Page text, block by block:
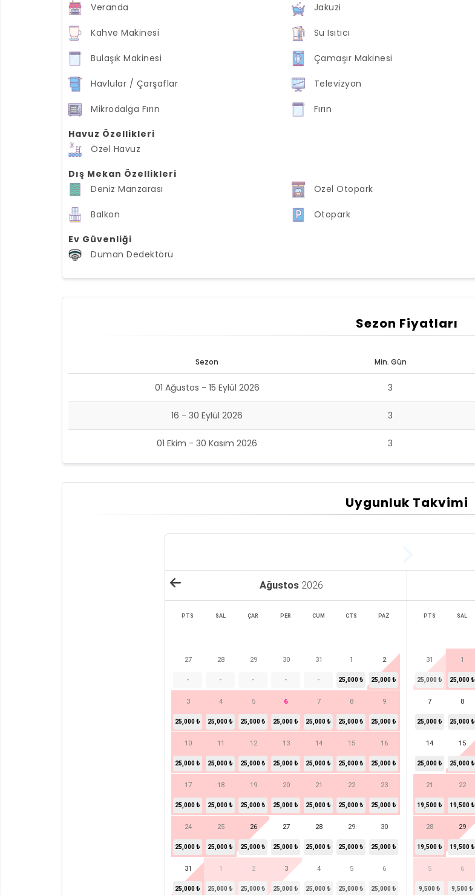
Veranda Jakuzi
Kahve Makinesi Su Isıtıcı
Bulaşık Makinesi Çamaşır Makinesi
Havlular / Çarşaflar Televizyon
Mikrodalga Fırın Fırın
Havuz Özellikleri
Özel Havuz
Dış Mekan Özellikleri
Deniz Manzarası
Özel Otopark
Balkon Otopark
Ev Güvenliği
Duman Dedektörü
Sezon Fiyatları
Sezon Min. Gün
01 Ağustos - 15 Eylül 2026 3
16 - 30 Eylül 2026 3
01 Ekim - 30 Kasım 2026 3
Uygunluk Takvimi
Ağustos 2026
PTS SAL ÇAR PER CUM CTS PAZ
27
-
28
-
29
-
30
-
31
-
1
25,000 ₺
2
25,000 ₺
3
25,000 ₺
4
25,000 ₺
5
25,000 ₺
6
25,000 ₺
7
25,000 ₺
8
25,000 ₺
9
25,000 ₺
10
25,000 ₺
11
25,000 ₺
12
25,000 ₺
13
25,000 ₺
14
25,000 ₺
15
25,000 ₺
16
25,000 ₺
17
25,000 ₺
18
25,000 ₺
19
25,000 ₺
20
25,000 ₺
21
25,000 ₺
22
25,000 ₺
23
25,000 ₺
24
25,000 ₺
25
25,000 ₺
26
25,000 ₺
27
25,000 ₺
28
25,000 ₺
29
25,000 ₺
30
25,000 ₺
31
25,000 ₺
1
25,000 ₺
2
25,000 ₺
3
25,000 ₺
4
25,000 ₺
5
25,000 ₺
6
25,000 ₺
PTS SAL
31
25,000 ₺
1
25,000 ₺
7
25,000 ₺
8
25,000 ₺
14
25,000 ₺
15
25,000 ₺
21
19,500 ₺
22
19,500 ₺
28
19,500 ₺
29
19,500 ₺
5
9,500 ₺
6
9,500 ₺